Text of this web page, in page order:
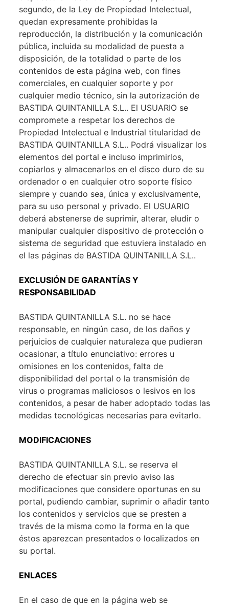
segundo, de la Ley de Propiedad Intelectual,
quedan expresamente prohibidas la
reproducción, la distribución y la comunicación
pública, incluida su modalidad de puesta a
disposición, de la totalidad o parte de los
contenidos de esta página web, con fines
comerciales, en cualquier soporte y por
cualquier medio técnico, sin la autorización de
BASTIDA QUINTANILLA S.L.. El USUARIO se
compromete a respetar los derechos de
Propiedad Intelectual e Industrial titularidad de
BASTIDA QUINTANILLA S.L.. Podrá visualizar los
elementos del portal e incluso imprimirlos,
copiarlos y almacenarlos en el disco duro de su
ordenador o en cualquier otro soporte físico
siempre y cuando sea, única y exclusivamente,
para su uso personal y privado. El USUARIO
deberá abstenerse de suprimir, alterar, eludir o
manipular cualquier dispositivo de protección o
sistema de seguridad que estuviera instalado en
el las páginas de BASTIDA QUINTANILLA S.L..
EXCLUSIÓN DE GARANTÍAS Y
RESPONSABILIDAD
BASTIDA QUINTANILLA S.L. no se hace
responsable, en ningún caso, de los daños y
perjuicios de cualquier naturaleza que pudieran
ocasionar, a título enunciativo: errores u
omisiones en los contenidos, falta de
disponibilidad del portal o la transmisión de
virus o programas maliciosos o lesivos en los
contenidos, a pesar de haber adoptado todas las
medidas tecnológicas necesarias para evitarlo.
MODIFICACIONES
BASTIDA QUINTANILLA S.L. se reserva el
derecho de efectuar sin previo aviso las
modificaciones que considere oportunas en su
portal, pudiendo cambiar, suprimir o añadir tanto
los contenidos y servicios que se presten a
través de la misma como la forma en la que
éstos aparezcan presentados o localizados en
su portal.
ENLACES
En el caso de que en la página web se